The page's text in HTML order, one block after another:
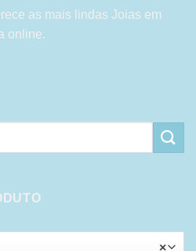
as mais lindas Joias em
online.
×